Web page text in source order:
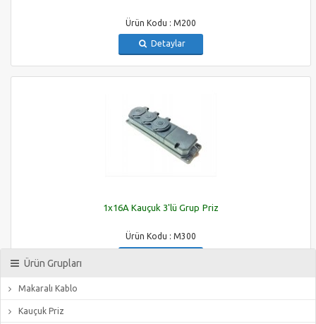
Ürün Grupları
Makaralı Kablo
Kauçuk Priz
Ürün Kodu : M200
Detaylar
1x16A Kauçuk 3'lü Grup Priz
Ürün Kodu : M300
Copyright 2015